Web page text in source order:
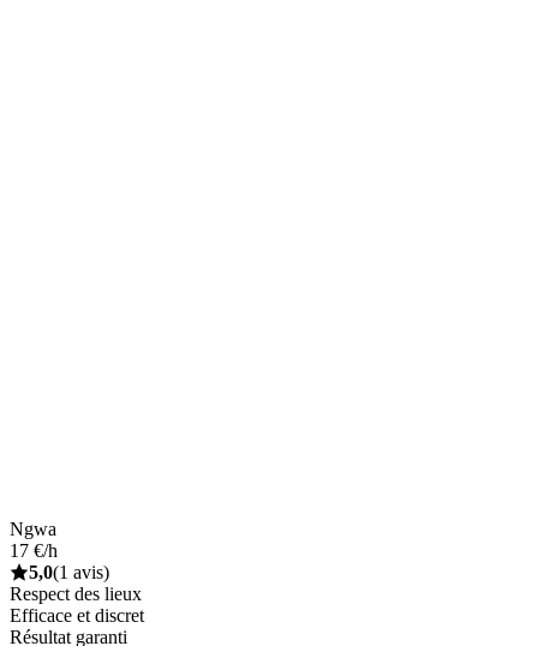
Ngwa
17 €/h
5,0(1 avis)
Respect des lieux
Efficace et discret
Résultat garanti